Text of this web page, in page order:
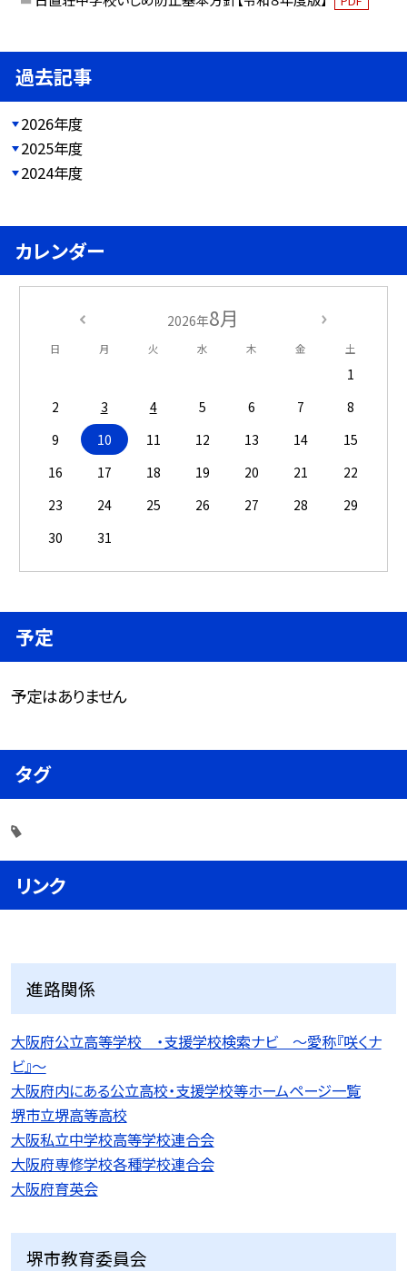
過去記事
2026年度
2025年度
2024年度
カレンダー
2026年8月
日 月 火 水 木 金 土
1
2
3 4 5 6 7
8
9
10 11 12 13 14
15
16
17 18 19 20 21
22
23
24 25 26 27 28
29
30
31
予定
予定はありません
タグ
リンク
進路関係
大阪府公立高等学校 ・支援学校検索ナビ 〜愛称『咲くナ
ビ』〜
大阪府内にある公立高校・支援学校等ホームページ一覧
堺市立堺高等高校
大阪私立中学校高等学校連合会
大阪府専修学校各種学校連合会
大阪府育英会
堺市教育委員会